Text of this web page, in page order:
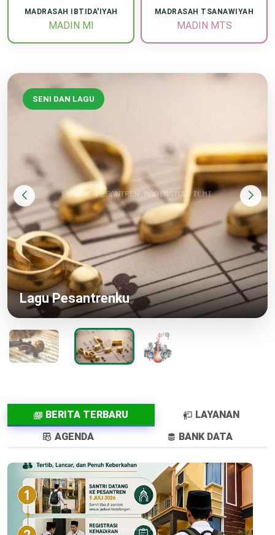
MADRASAH IBTIDA'IYAH
MADIN MI
MADRASAH TSANAWIYAH
MADIN MTS
SENI DAN LAGU
Lagu Pesantrenku
BERITA TERBARU
LAYANAN
AGENDA
BANK DATA